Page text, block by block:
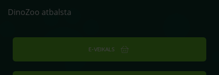
DinoZoo atbalsta
E-VEIKALS